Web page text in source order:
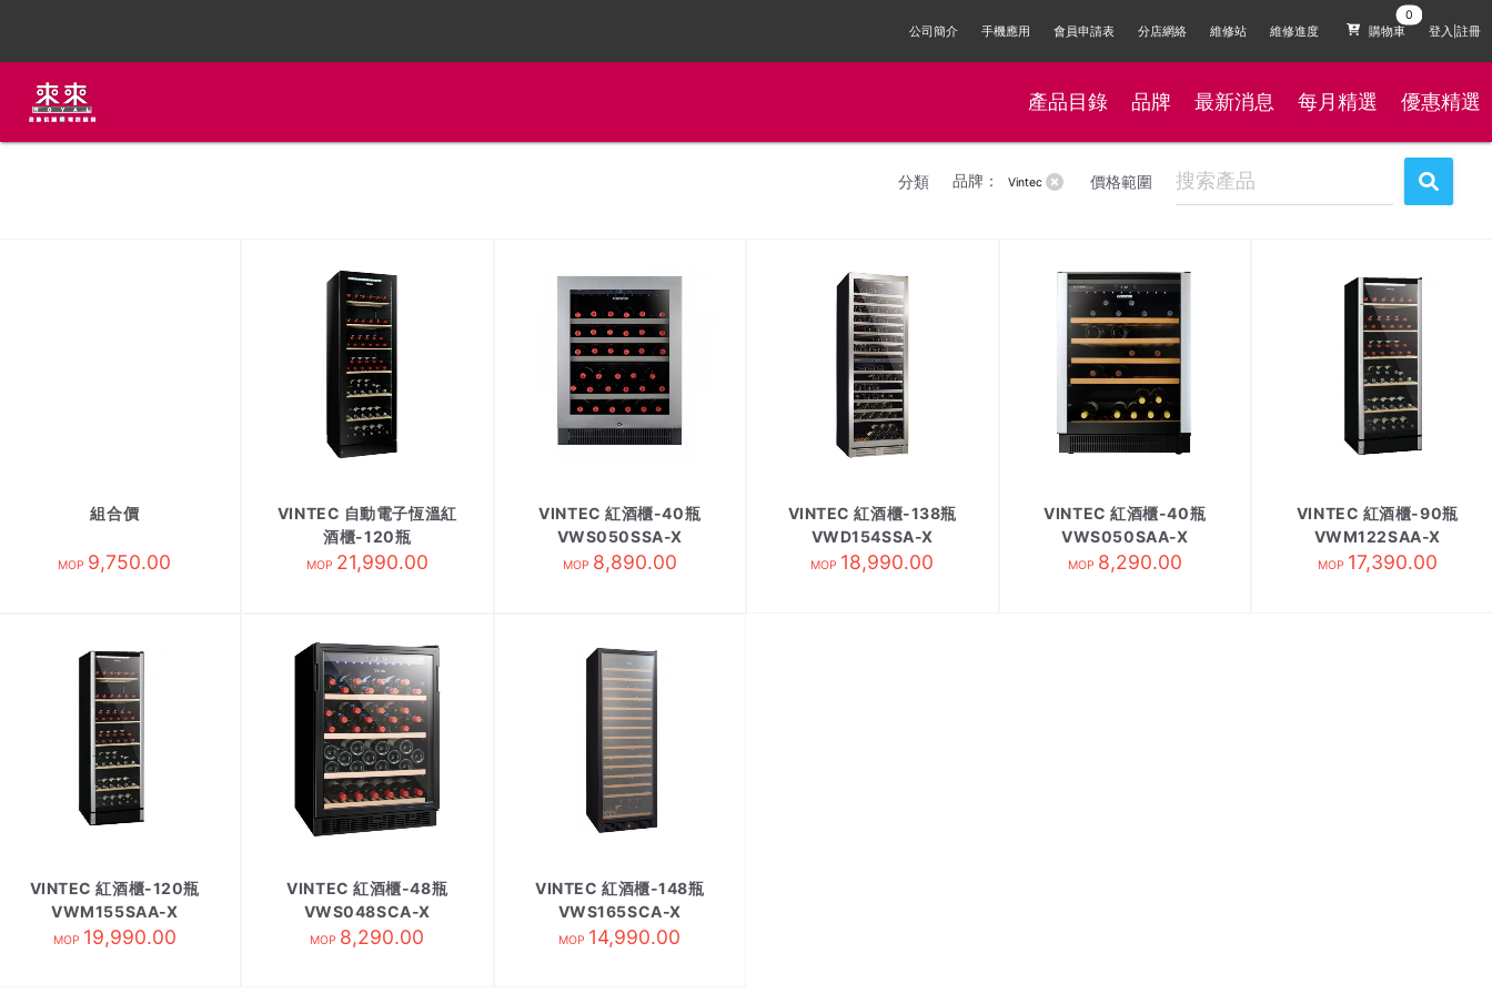
公司簡介 手機應用 會員申請表 分店網絡 維修站 維修進度 購物車 登入|註冊
產品目錄 品牌 最新消息 每月精選 優惠精選
分類 品牌： Vintec 價格範圍
組合價
MOP 9,750.00
VINTEC 自動電子恆溫紅
酒櫃-120瓶
V190SG2EBK
MOP 21,990.00
VINTEC 紅酒櫃-40瓶
VWS050SSA-X
MOP 8,890.00
VINTEC 紅酒櫃-138瓶
VWD154SSA-X
MOP 18,990.00
VINTEC 紅酒櫃-40瓶
VWS050SAA-X
MOP 8,290.00
VINTEC 紅酒櫃-90瓶
VWM122SAA-X
MOP 17,390.00
VINTEC 紅酒櫃-120瓶
VWM155SAA-X
MOP 19,990.00
VINTEC 紅酒櫃-48瓶
VWS048SCA-X
MOP 8,290.00
VINTEC 紅酒櫃-148瓶
VWS165SCA-X
MOP 14,990.00